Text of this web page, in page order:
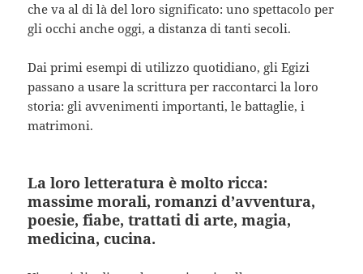
che va al di là del loro significato: uno spettacolo per
gli occhi anche oggi, a distanza di tanti secoli.
Dai primi esempi di utilizzo quotidiano, gli Egizi
passano a usare la scrittura per raccontarci la loro
storia: gli avvenimenti importanti, le battaglie, i
matrimoni.
La loro letteratura è molto ricca:
massime morali, romanzi d’avventura,
poesie, fiabe, trattati di arte, magia,
medicina, cucina.